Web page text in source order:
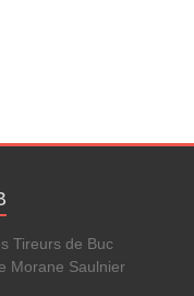
Tireurs de Buc
Morane Saulnier